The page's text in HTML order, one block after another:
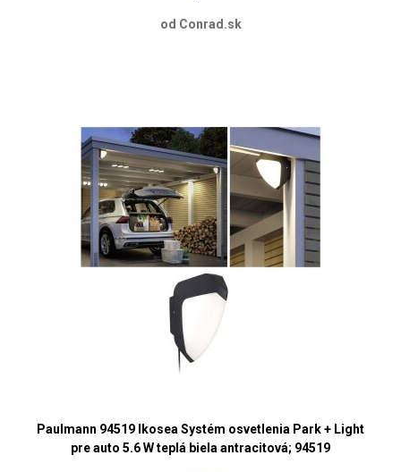
od Conrad.sk
Paulmann 94519 Ikosea Systém osvetlenia Park + Light
pre auto 5.6 W teplá biela antracitová; 94519